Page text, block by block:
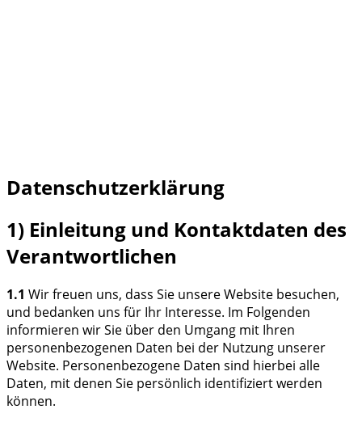
Datenschutzerklärung
1) Einleitung und Kontaktdaten des
Verantwortlichen
1.1 Wir freuen uns, dass Sie unsere Website besuchen,
und bedanken uns für Ihr Interesse. Im Folgenden
informieren wir Sie über den Umgang mit Ihren
personenbezogenen Daten bei der Nutzung unserer
Website. Personenbezogene Daten sind hierbei alle
Daten, mit denen Sie persönlich identifiziert werden
können.